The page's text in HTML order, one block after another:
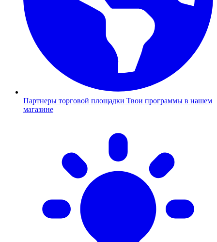
Партнеры торговой площадки Твои программы в нашем
магазине